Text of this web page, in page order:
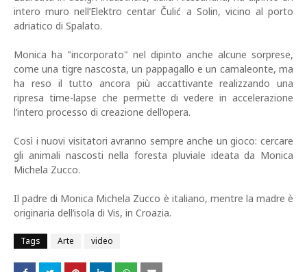
intero muro nell’Elektro centar Čulić a Solin, vicino al porto
adriatico di Spalato.
Monica ha "incorporato" nel dipinto anche alcune sorprese,
come una tigre nascosta, un pappagallo e un camaleonte, ma
ha reso il tutto ancora più accattivante realizzando una
ripresa time-lapse che permette di vedere in accelerazione
l’intero processo di creazione dell’opera.
Così i nuovi visitatori avranno sempre anche un gioco: cercare
gli animali nascosti nella foresta pluviale ideata da Monica
Michela Zucco.
Il padre di Monica Michela Zucco è italiano, mentre la madre è
originaria dell’isola di Vis, in Croazia.
Tags Arte video